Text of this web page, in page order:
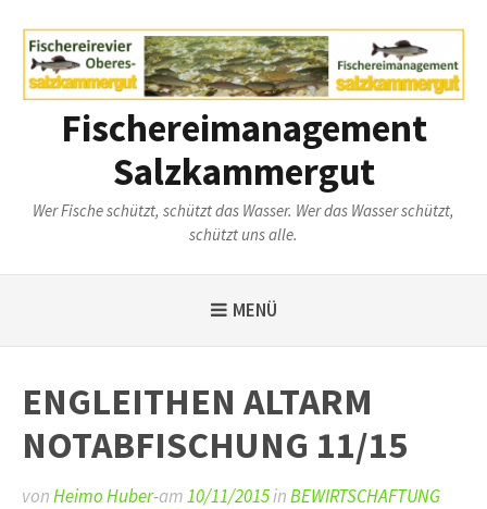
zum
Inhalt
Fischereimanagement
Salzkammergut
Wer Fische schützt, schützt das Wasser. Wer das Wasser schützt,
schützt uns alle.
MENÜ
ENGLEITHEN ALTARM
NOTABFISCHUNG 11/15
vonHeimo Huber-am10/11/2015inBEWIRTSCHAFTUNG